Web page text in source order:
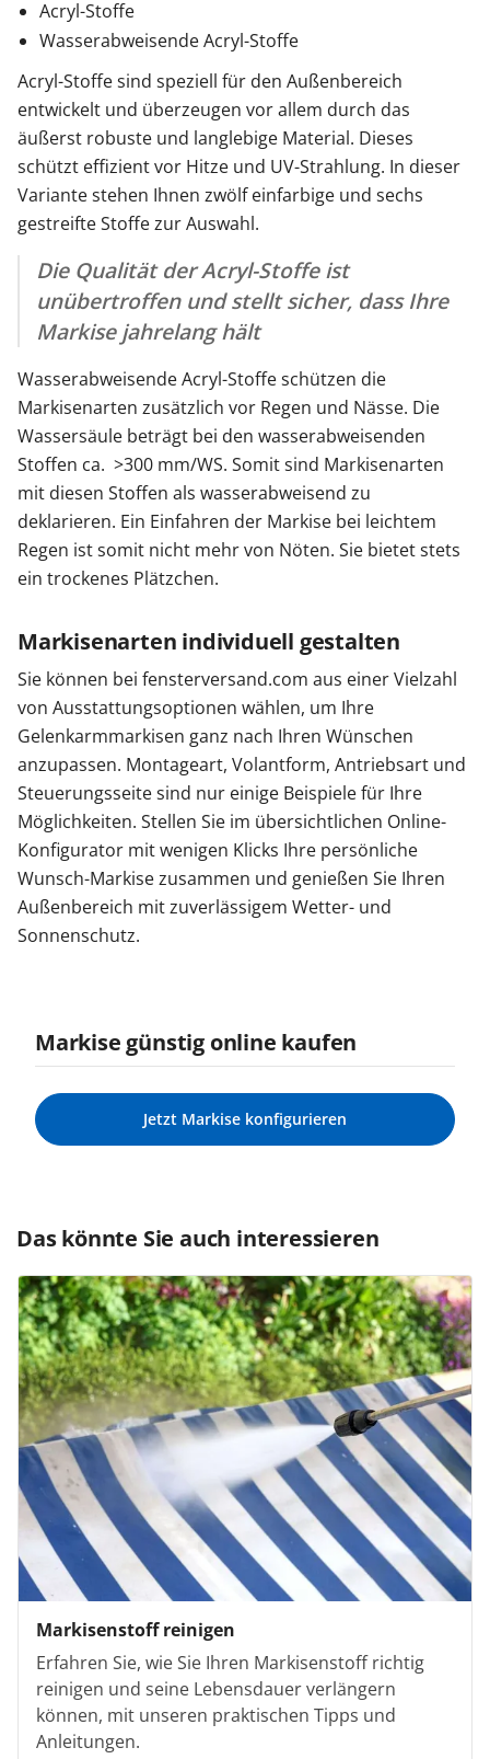
Acryl-Stoffe
Wasserabweisende Acryl-Stoffe
Acryl-Stoffe sind speziell für den Außenbereich
entwickelt und überzeugen vor allem durch das
äußerst robuste und langlebige Material. Dieses
schützt effizient vor Hitze und UV-Strahlung. In dieser
Variante stehen Ihnen zwölf einfarbige und sechs
gestreifte Stoffe zur Auswahl.
Die Qualität der Acryl-Stoffe ist
unübertroffen und stellt sicher, dass Ihre
Markise jahrelang hält
Wasserabweisende Acryl-Stoffe schützen die
Markisenarten zusätzlich vor Regen und Nässe. Die
Wassersäule beträgt bei den wasserabweisenden
Stoffen ca. >300 mm/WS. Somit sind Markisenarten
mit diesen Stoffen als wasserabweisend zu
deklarieren. Ein Einfahren der Markise bei leichtem
Regen ist somit nicht mehr von Nöten. Sie bietet stets
ein trockenes Plätzchen.
Markisenarten individuell gestalten
Sie können bei fensterversand.com aus einer Vielzahl
von Ausstattungsoptionen wählen, um Ihre
Gelenkarmmarkisen ganz nach Ihren Wünschen
anzupassen. Montageart, Volantform, Antriebsart und
Steuerungsseite sind nur einige Beispiele für Ihre
Möglichkeiten. Stellen Sie im übersichtlichen Online-
Konfigurator mit wenigen Klicks Ihre persönliche
Wunsch-Markise zusammen und genießen Sie Ihren
Außenbereich mit zuverlässigem Wetter- und
Sonnenschutz.
Markise günstig online kaufen
Jetzt Markise konfigurieren
Das könnte Sie auch interessieren
Markisenstoff reinigen
Erfahren Sie, wie Sie Ihren Markisenstoff richtig
reinigen und seine Lebensdauer verlängern
können, mit unseren praktischen Tipps und
Anleitungen.